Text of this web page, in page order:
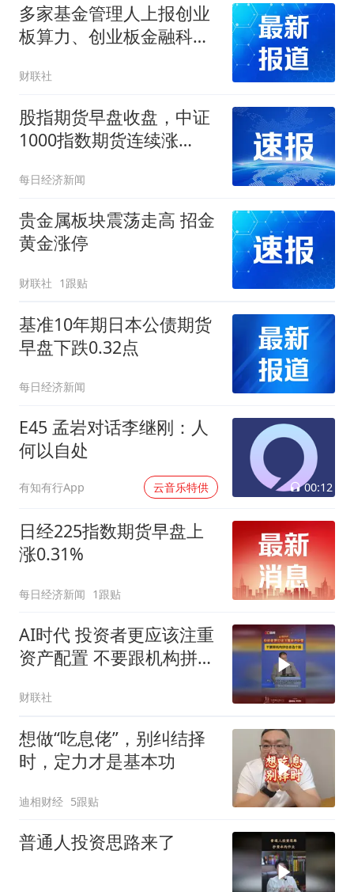
多家基金管理人上报创业
板算力、创业板金融科技
财联社
股指期货早盘收盘，中证
1000指数期货连续涨
每日经济新闻
贵金属板块震荡走高 招金
黄金涨停
财联社 1跟贴
基准10年期日本公债期货
早盘下跌0.32点
每日经济新闻
E45 孟岩对话李继刚：人
何以自处
有知有行App 云音乐特供 00:12
日经225指数期货早盘上
涨0.31%
每日经济新闻 1跟贴
AI时代 投资者更应该注重
资产配置 不要跟机构拼信
财联社
想做“吃息佬”，别纠结择
时，定力才是基本功
迪相财经 5跟贴
普通人投资思路来了